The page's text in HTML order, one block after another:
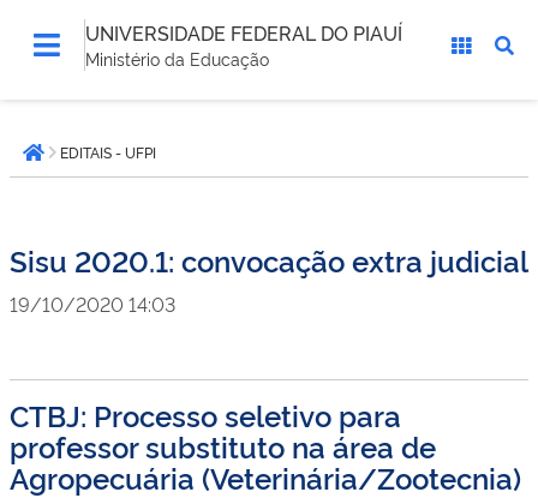
UNIVERSIDADE FEDERAL DO PIAUÍ
Ministério da Educação
está
aqui:Página inicial
EDITAIS - UFPI
Sisu 2020.1: convocação extra judicial
19/10/2020 14:03
CTBJ: Processo seletivo para
professor substituto na área de
Agropecuária (Veterinária/Zootecnia)